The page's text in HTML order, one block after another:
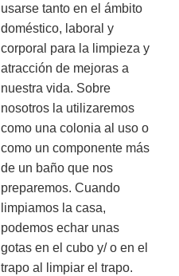
usarse tanto en el ámbito
doméstico, laboral y
corporal para la limpieza y
atracción de mejoras a
nuestra vida. Sobre
nosotros la utilizaremos
como una colonia al uso o
como un componente más
de un baño que nos
preparemos. Cuando
limpiamos la casa,
podemos echar unas
gotas en el cubo y/ o en el
trapo al limpiar el trapo.